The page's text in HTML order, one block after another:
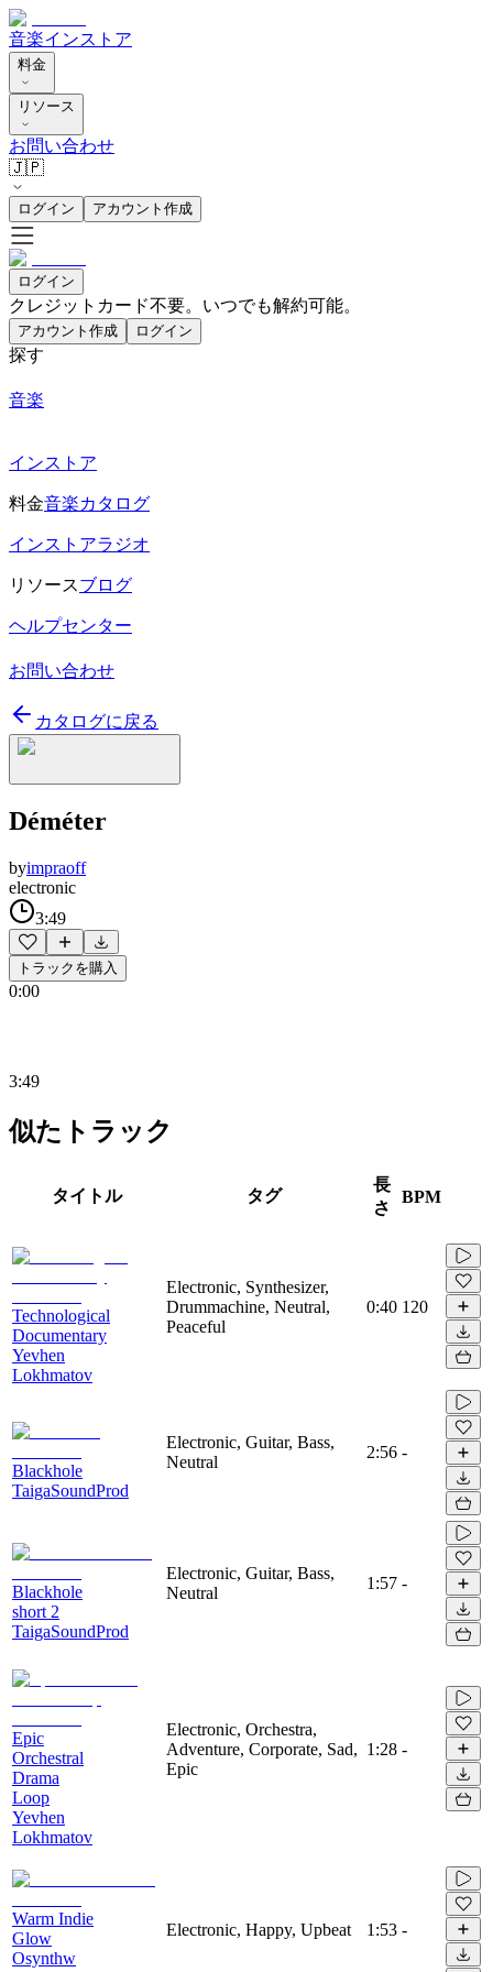
音楽インストア
料金
リソース
お問い合わせ
🇯🇵
ログイン アカウント作成
ログイン
クレジットカード不要。いつでも解約可能。
アカウント作成 ログイン
探す
音楽
インストア
料金音楽カタログ
インストアラジオ
リソースブログ
ヘルプセンター
お問い合わせ
カタログに戻る
Déméter
byimpraoff
electronic
3:49
トラックを購入
0:00
3:49
似たトラック
タイトル タグ
長
さ
BPM
Technological
Documentary
Yevhen
Lokhmatov
Electronic, Synthesizer,
Drummachine, Neutral,
Peaceful
0:40 120
Blackhole
TaigaSoundProd
Electronic, Guitar, Bass,
Neutral
2:56 -
Blackhole
short 2
TaigaSoundProd
Electronic, Guitar, Bass,
Neutral
1:57 -
Epic
Orchestral
Drama
Loop
Yevhen
Lokhmatov
Electronic, Orchestra,
Adventure, Corporate, Sad,
Epic
1:28 -
Warm Indie
Glow
Osynthw
Electronic, Happy, Upbeat 1:53 -